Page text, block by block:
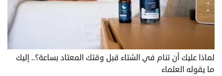
لماذا عليك أن تنام في الشتاء قبل وقتك المعتاد بساعة؟.. إليك
ما يقوله العلماء